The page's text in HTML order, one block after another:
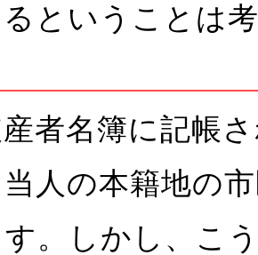
ということは
産者名簿に記帳
人の本籍地の
。しかし、こ